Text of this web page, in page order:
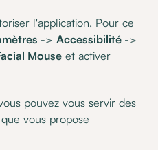
l'application. Pour ce
->Accessibilité ->
Mouse et activer
pouvez vous servir des
vous propose